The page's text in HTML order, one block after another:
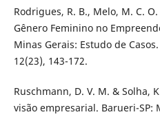
Rodrigues, R. B., Melo, M. C.
Gênero Feminino no
Minas Gerais: Estudo de
12(23), 143-172.
Ruschmann, D. V. M. & Solha,
visão empresarial. Barueri-SP: